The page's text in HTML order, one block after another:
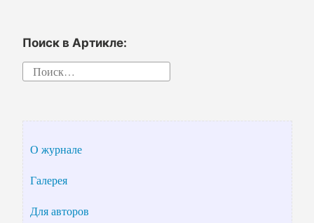
Поиск в Артикле:
Найти:
О журнале
Галерея
Для авторов